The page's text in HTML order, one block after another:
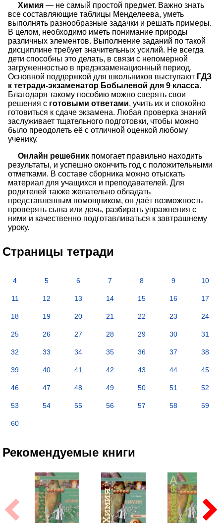
Химия — не самый простой предмет. Важно знать
все составляющие таблицы Менделеева, уметь
выполнять разнообразные задачки и решать примеры.
В целом, необходимо иметь понимание природы
различных элементов. Выполнение заданий по такой
дисциплине требует значительных усилий. Не всегда
дети способны это делать, в связи с непомерной
загруженностью в предэкзаменационный период.
Основной поддержкой для школьников выступают ГДЗ
к тетради-экзаменатор Бобылевой для 9 класса.
Благодаря такому пособию можно сверять свои
решения с готовыми ответами, учить их и спокойно
готовиться к сдаче экзамена. Любая проверка знаний
заслуживает тщательного подготовки, чтобы можно
было преодолеть её с отличной оценкой любому
ученику.
Онлайн решебник помогает правильно находить
результаты, и успешно окончить год с положительными
отметками. В составе сборника можно отыскать
материал для учащихся и преподавателей. Для
родителей также желательно обладать
представленным помощником, он даёт возможность
проверять сына или дочь, разбирать упражнения с
ними и качественно подготавливаться к завтрашнему
уроку.
Страницы тетради
4 5 6 7 8 9 10
11 12 13 14 15 16 17
18 19 20 21 22 23 24
25 26 27 28 29 30 31
32 33 34 35 36 37 38
39 40 41 42 43 44 45
46 47 48 49 50 51 52
53 54 55 56 57 58 59
60
Рекомендуемые книги